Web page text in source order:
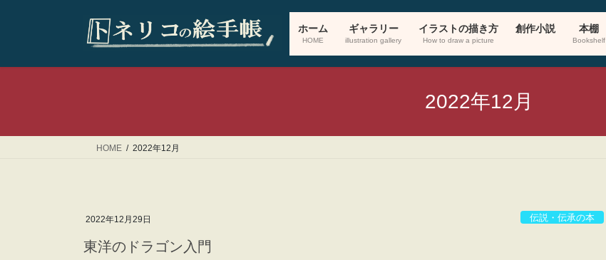
ホーム
HOME
ギャラリー
illustration gallery
イラストの描き方
How to draw a picture
創作小説 本棚
Bookshelf
2022年12月
HOME 2022年12月
2022年12月29日 伝説・伝承の本
東洋のドラゴン入門